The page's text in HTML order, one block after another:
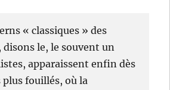
« classiques » des
disons le, le souvent un
apparaissent enfin dès
plus fouillés, où la